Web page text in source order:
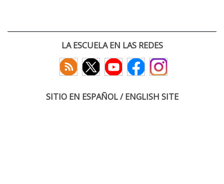
LA ESCUELA EN LAS REDES
SITIO EN ESPAÑOL / ENGLISH SITE